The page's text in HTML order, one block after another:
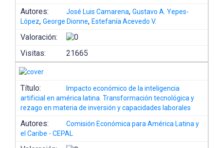
Autores: José Luis Camarena,Gustavo A. Yepes-
López,George Dionne,Estefanía Acevedo V.
Valoración:
Visitas:
21665
Título:
Impacto económico de la inteligencia
artificial en américa latina. Transformación tecnológica y
rezago en materia de inversión y capacidades laborales
Autores:
Comisión Económica para América Latina y
el Caribe - CEPAL